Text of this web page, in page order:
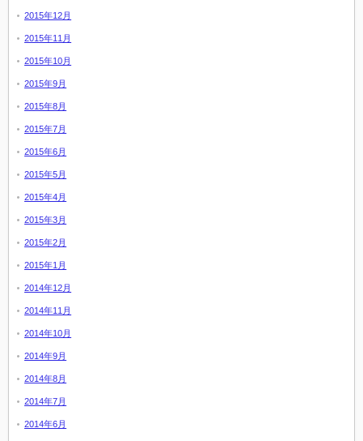
2015年12月
2015年11月
2015年10月
2015年9月
2015年8月
2015年7月
2015年6月
2015年5月
2015年4月
2015年3月
2015年2月
2015年1月
2014年12月
2014年11月
2014年10月
2014年9月
2014年8月
2014年7月
2014年6月